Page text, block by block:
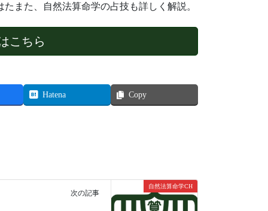
また、自然法算命学の占技も詳しく解説。
こちら
Hatena Copy
自然法算命学CH
次の記事